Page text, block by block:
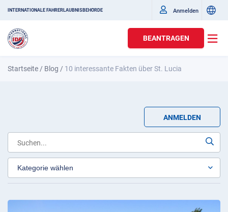
INTERNATIONALE FAHRERLAUBNISBEHÖRDE Anmelden
BEANTRAGEN
Startseite / Blog / 10 interessante Fakten über St. Lucia
ANMELDEN